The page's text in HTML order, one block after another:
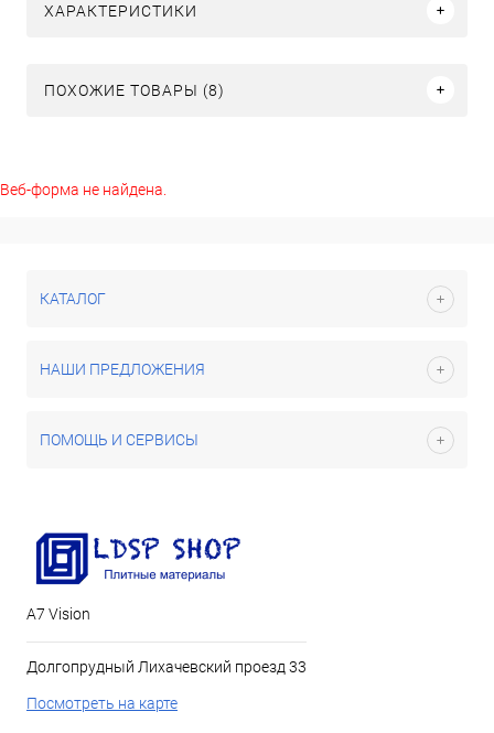
ХАРАКТЕРИСТИКИ
ПОХОЖИЕ ТОВАРЫ (8)
Веб-форма не найдена.
КАТАЛОГ
НАШИ ПРЕДЛОЖЕНИЯ
ПОМОЩЬ И СЕРВИСЫ
А7 Vision
Долгопрудный Лихачевский проезд 33
Посмотреть на карте